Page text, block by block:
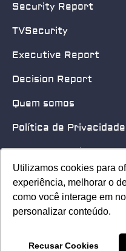
Utilizamos cookies para
experiência, melhorar o
como você interage em
personalizar conteúdo.
Recusar Cookies
Utilizamos cookies para
experiência, melhorar o
como você interage em
personalizar conteúdo.
Recusar Cookies
Security Report
TVSecurity
Executive Report
Decision Report
Quem somos
Política de Privacidade
Quero patrocinar
Contato
Home
© 2025 Security